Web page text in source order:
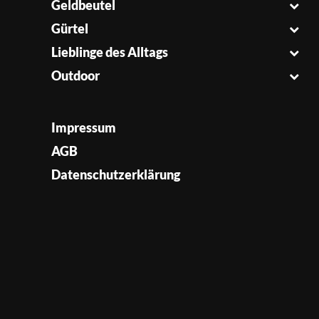
Geldbeutel
Gürtel
Lieblinge des Alltags
Outdoor
Impressum
AGB
Datenschutzerklärung